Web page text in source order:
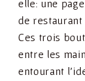
elle: une
de restaurant
Ces trois
entre les
entourant